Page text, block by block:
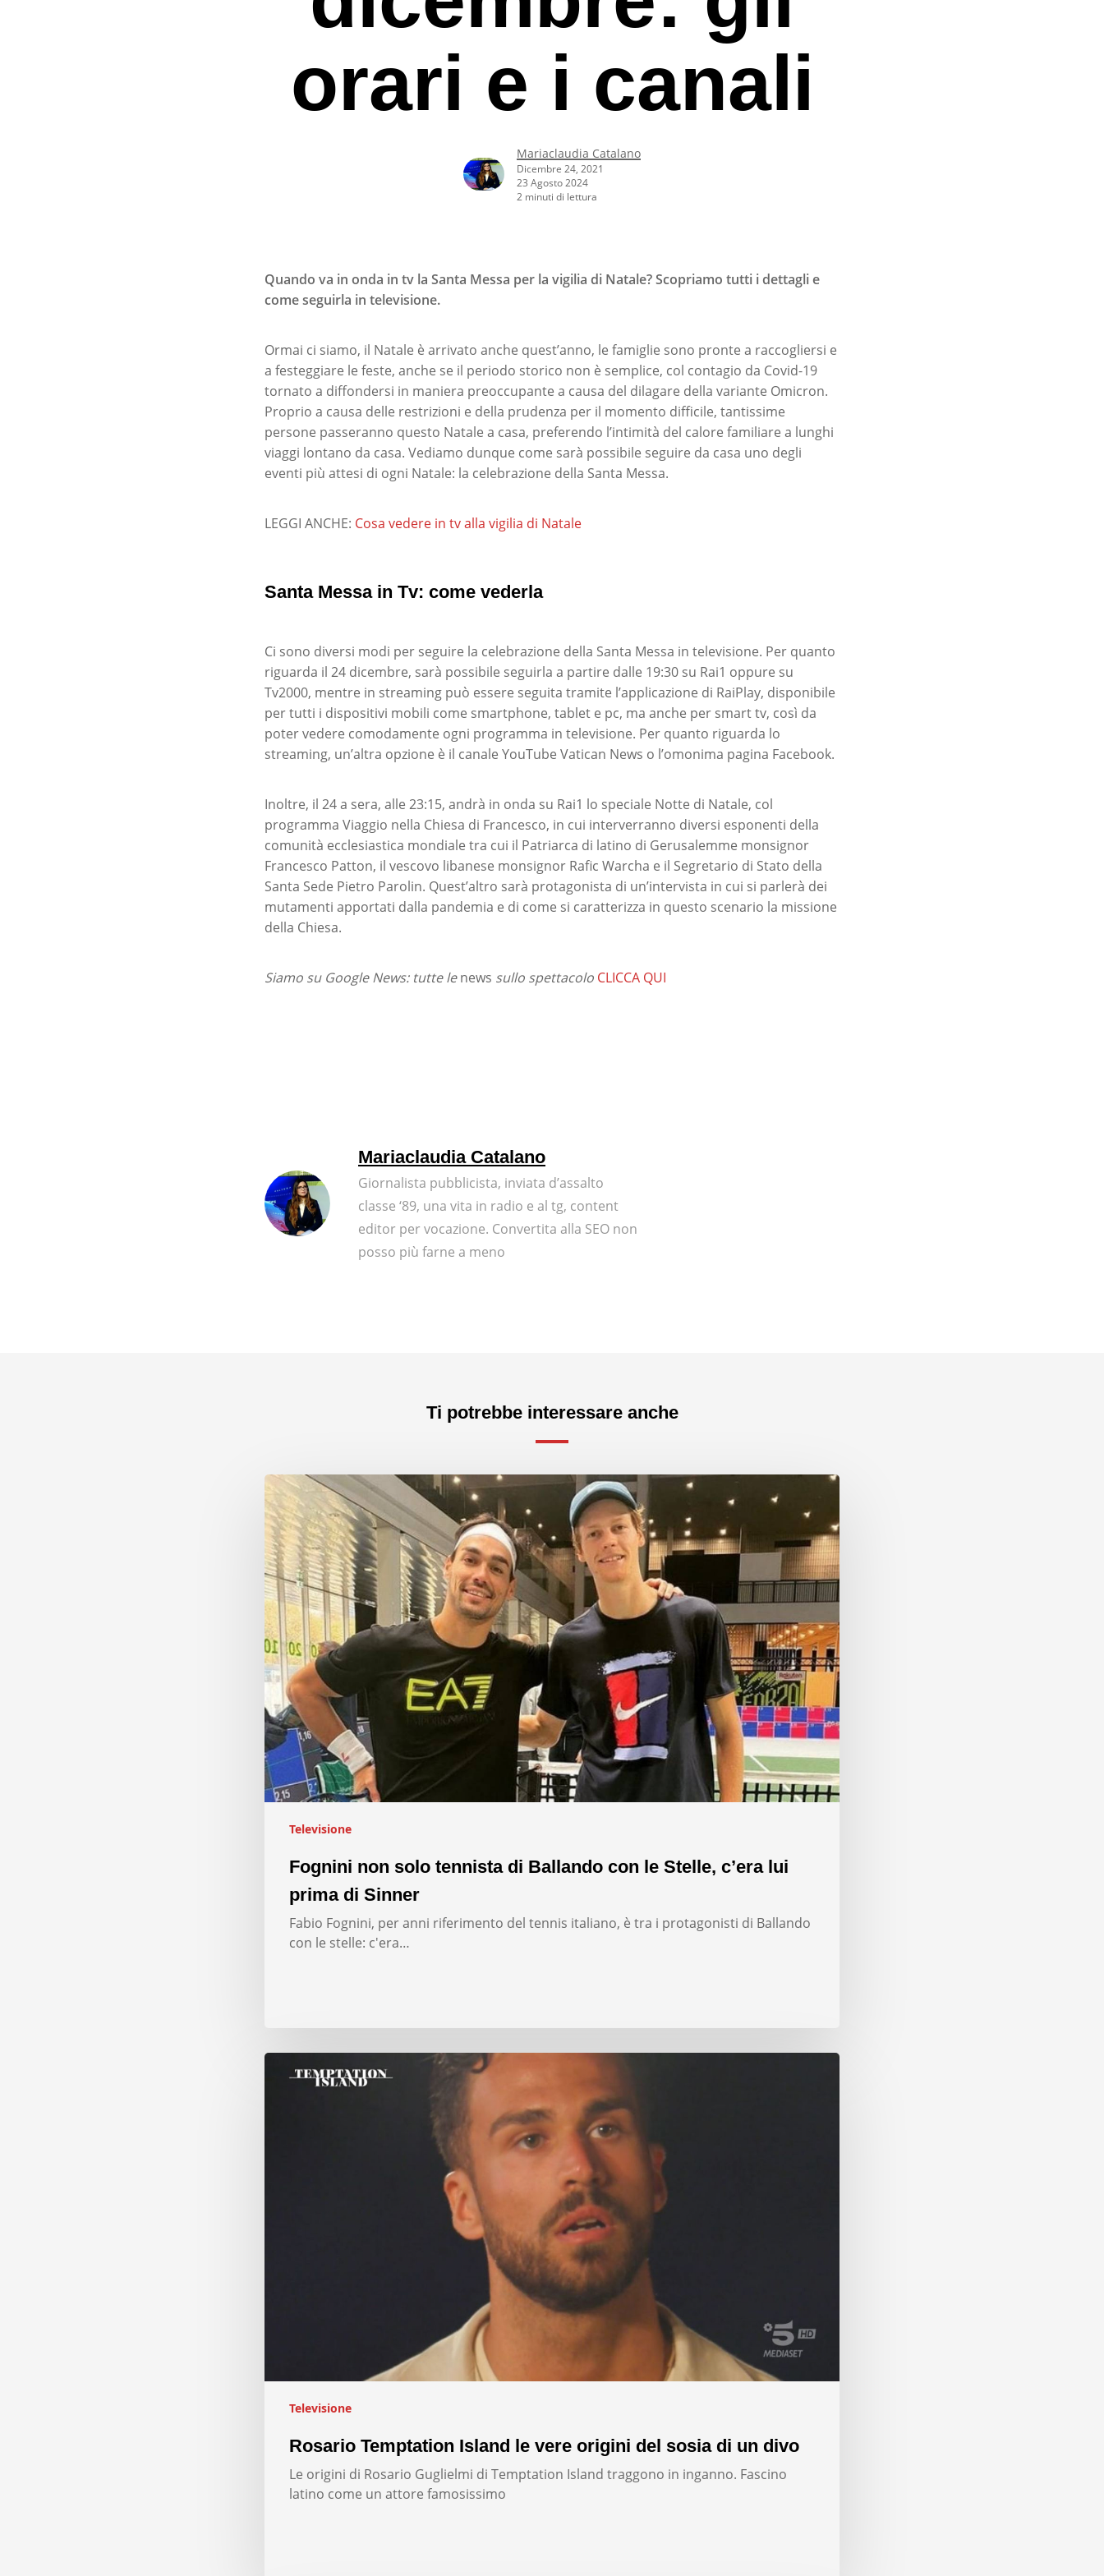
orari e i canali
Mariaclaudia Catalano
Dicembre 24, 2021
23 Agosto 2024
2 minuti di lettura
Quando va in onda in tv la Santa Messa per la vigilia di Natale? Scopriamo tutti i dettagli e
come seguirla in televisione.
Ormai ci siamo, il Natale è arrivato anche quest’anno, le famiglie sono pronte a raccogliersi e
a festeggiare le feste, anche se il periodo storico non è semplice, col contagio da Covid-19
tornato a diffondersi in maniera preoccupante a causa del dilagare della variante Omicron.
Proprio a causa delle restrizioni e della prudenza per il momento difficile, tantissime
persone passeranno questo Natale a casa, preferendo l’intimità del calore familiare a lunghi
viaggi lontano da casa. Vediamo dunque come sarà possibile seguire da casa uno degli
eventi più attesi di ogni Natale: la celebrazione della Santa Messa.
LEGGI ANCHE: Cosa vedere in tv alla vigilia di Natale
Santa Messa in Tv: come vederla
Ci sono diversi modi per seguire la celebrazione della Santa Messa in televisione. Per quanto
riguarda il 24 dicembre, sarà possibile seguirla a partire dalle 19:30 su Rai1 oppure su
Tv2000, mentre in streaming può essere seguita tramite l’applicazione di RaiPlay, disponibile
per tutti i dispositivi mobili come smartphone, tablet e pc, ma anche per smart tv, così da
poter vedere comodamente ogni programma in televisione. Per quanto riguarda lo
streaming, un’altra opzione è il canale YouTube Vatican News o l’omonima pagina Facebook.
Inoltre, il 24 a sera, alle 23:15, andrà in onda su Rai1 lo speciale Notte di Natale, col
programma Viaggio nella Chiesa di Francesco, in cui interverranno diversi esponenti della
comunità ecclesiastica mondiale tra cui il Patriarca di latino di Gerusalemme monsignor
Francesco Patton, il vescovo libanese monsignor Rafic Warcha e il Segretario di Stato della
Santa Sede Pietro Parolin. Quest’altro sarà protagonista di un’intervista in cui si parlerà dei
mutamenti apportati dalla pandemia e di come si caratterizza in questo scenario la missione
della Chiesa.
Siamo su Google News: tutte lenews sullo spettacolo CLICCA QUI
Mariaclaudia Catalano
Giornalista pubblicista, inviata d’assalto
classe ‘89, una vita in radio e al tg, content
editor per vocazione. Convertita alla SEO non
posso più farne a meno
Ti potrebbe interessare anche
Televisione
Fognini non solo tennista di Ballando con le Stelle, c’era lui
prima di Sinner
Fabio Fognini, per anni riferimento del tennis italiano, è tra i protagonisti di Ballando
con le stelle: c'era…
Televisione
Rosario Temptation Island le vere origini del sosia di un divo
Le origini di Rosario Guglielmi di Temptation Island traggono in inganno. Fascino
latino come un attore famosissimo